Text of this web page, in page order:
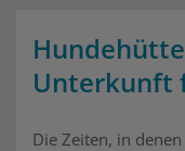
Unterkunft
Die Zeiten, in